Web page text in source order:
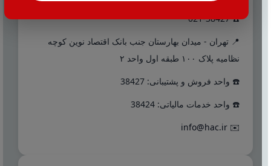
☎️ 021-38427
📍 تهران - میدان بهارستان جنب بانک اقتصاد نوین کوچه
نظامیه پلاک ۱۰۰ طبقه اول واحد ۲
☎️ واحد فروش و پشتیبانی: 38427
☎️ واحد خدمات مالیاتی: 38424
✉️
info@hac.ir